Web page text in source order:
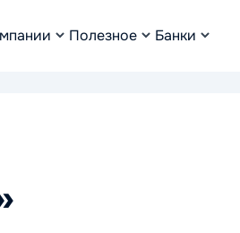
Полезное Банки